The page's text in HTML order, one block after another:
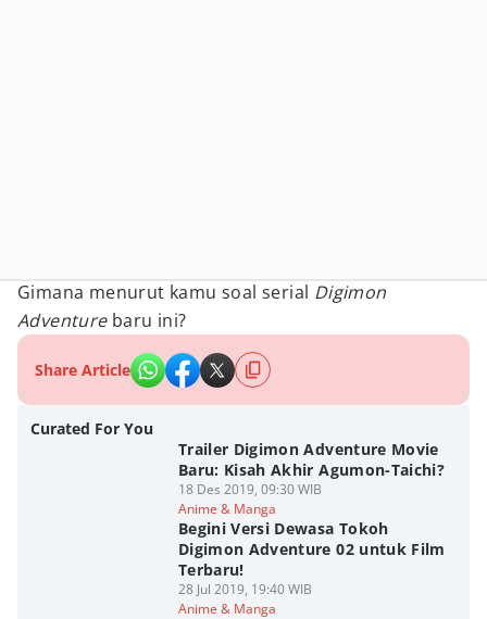
Gimana menurut kamu soal serial Digimon
Adventure baru ini?
Share Article
Curated For You
Trailer Digimon Adventure Movie
Baru: Kisah Akhir Agumon-Taichi?
18 Des 2019, 09:30 WIB
Anime & Manga
Begini Versi Dewasa Tokoh
Digimon Adventure 02 untuk Film
Terbaru!
28 Jul 2019, 19:40 WIB
Anime & Manga